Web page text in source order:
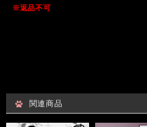
※返品不可
関連商品